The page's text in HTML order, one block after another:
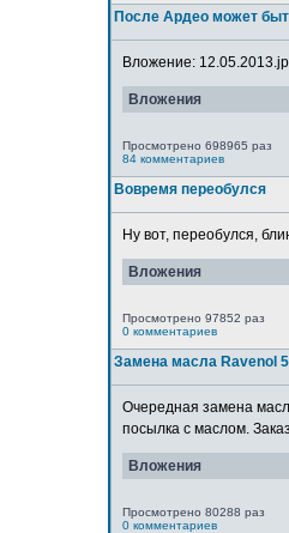
После Ардео может
Вложение:
Вложения
Просмотрено 698965 раз
84 комментариев
Вовремя переобулся
Ну вот, переобулся,
Вложения
Просмотрено 97852 раз
0 комментариев
Замена масла Ravenol
Очередная замена
посылка с маслом.
Вложения
Просмотрено 80288 раз
0 комментариев